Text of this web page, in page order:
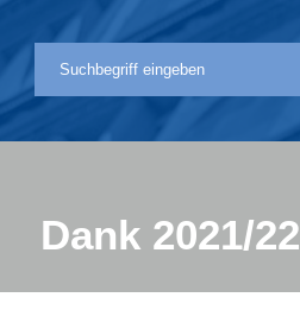
Dank 2021/22